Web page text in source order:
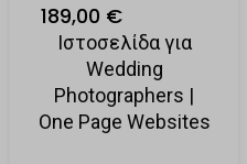
189,00 €
Ιστοσελίδα για
Wedding
Photographers |
One Page Websites